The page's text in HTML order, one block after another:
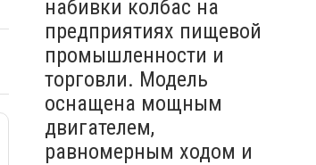
набивки колбас на
предприятиях пищевой
промышленности и
торговли. Модель
оснащена мощным
двигателем,
равномерным ходом и